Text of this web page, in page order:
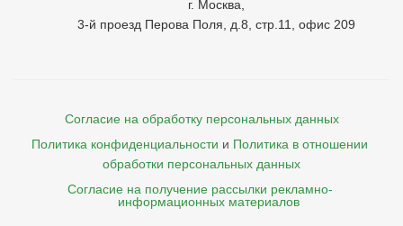
г. Москва,
3-й проезд Перова Поля, д.8, стр.11, офис 209
Согласие на обработку персональных данных
Политика конфиденциальности и Политика в отношении
обработки персональных данных
Согласие на получение рассылки рекламно-
    информационных материалов